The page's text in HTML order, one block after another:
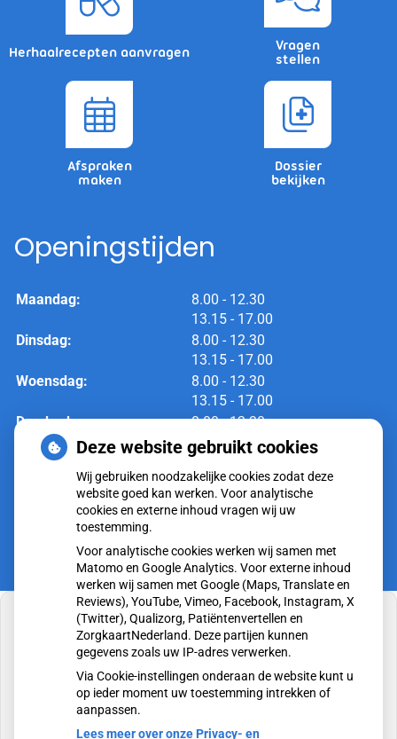
Herhaalrecepten aanvragen
Vragen
stellen
Afspraken
maken
Dossier
bekijken
Openingstijden
Maandag: 8.00 tot
- 12.30
13.15 tot
- 17.00
Dinsdag:
8.00 tot
- 12.30
13.15 tot
- 17.00
Woensdag:
8.00 tot
- 12.30
13.15 tot
- 17.00
Donderdag:
8.00tot
- 12.30
13.15tot
- 17.00
Vrijdag:
8.00
13.15tot
- 17.00
U heeft geen toestemming gegeven voor
externe inhoud die nodig is om dit te zien.
Cookie-instellingen wijzigen
Deze website gebruikt cookies
Wij gebruiken noodzakelijke cookies zodat deze
website goed kan werken. Voor analytische
cookies en externe inhoud vragen wij uw
toestemming.
Voor analytische cookies werken wij samen met
Matomo en Google Analytics. Voor externe inhoud
werken wij samen met Google (Maps, Translate en
Reviews), YouTube, Vimeo, Facebook, Instagram, X
(Twitter), Qualizorg, Patiëntenvertellen en
ZorgkaartNederland. Deze partijen kunnen
gegevens zoals uw IP-adres verwerken.
Via Cookie-instellingen onderaan de website kunt u
op ieder moment uw toestemming intrekken of
aanpassen.
Lees meer over onze Privacy- en